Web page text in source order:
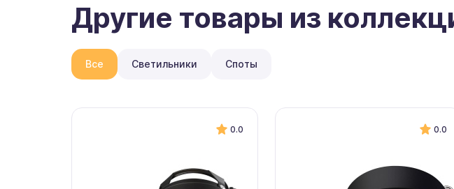
Другие товары из
Все Светильники Споты
0.0 0.0